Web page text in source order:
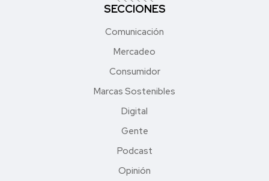
SECCIONES
Comunicación
Mercadeo
Consumidor
Marcas Sostenibles
Digital
Gente
Podcast
Opinión